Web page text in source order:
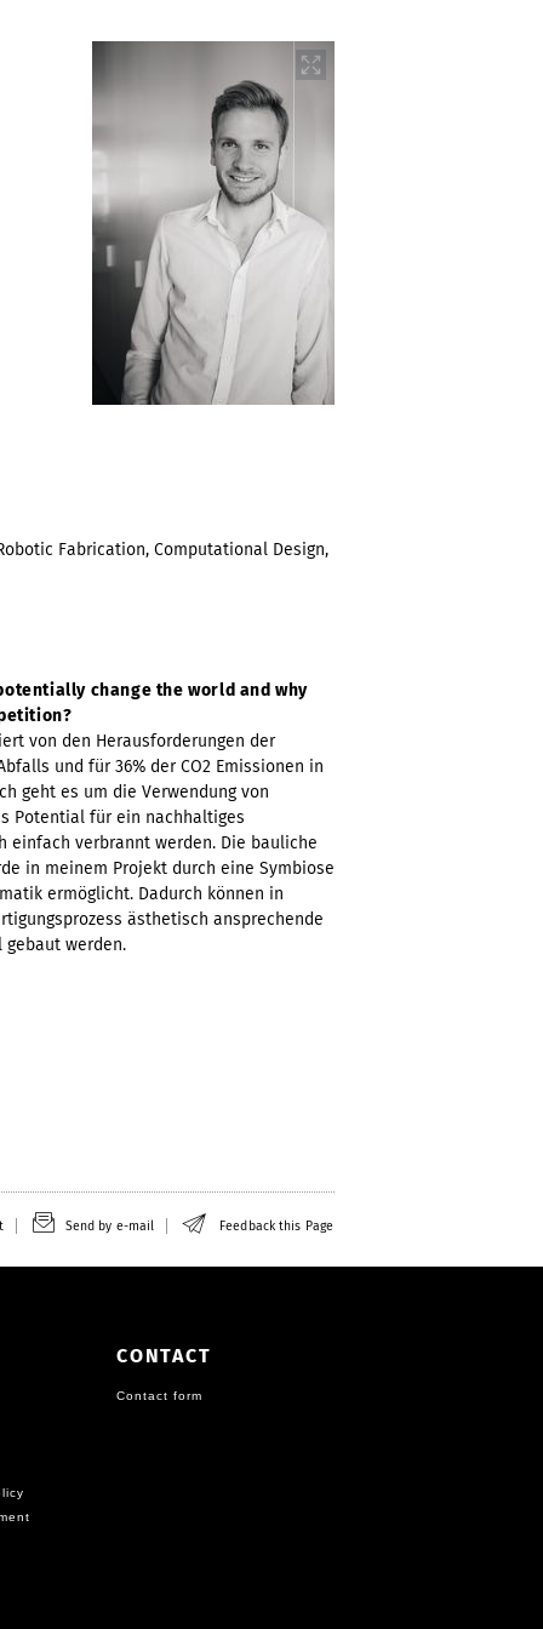
Fabrication, Computational Design,
change the world and why
von den Herausforderungen der
und für 36% der CO2 Emissionen in
geht es um die Verwendung von
Potential für ein nachhaltiges
einfach verbrannt werden. Die bauliche
in meinem Projekt durch eine Symbiose
ermöglicht. Dadurch können in
ästhetisch ansprechende
werden.
Send by e-mail Feedback this Page
CONTACT
Contact form